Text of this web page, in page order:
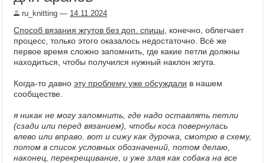
Архив
ru_knitting — 14.11.2024
Способ вязания жгутов без доп. спицы , конечно, облегчает
процесс, только этого оказалось недостаточно. Всё же
первое время сложно запомнить, где какие петли должны
находиться, чтобы получился нужный наклон жгута.
Когда-то давно эту проблему уже обсуждали в нашем
сообществе.
я никак не могу запомнить, где надо оставлять петли
(сзади или перед вязанием), чтобы коса повернулась
влево или вправо. вот и сижу как дурочка, смотрю в схему,
потом в список условных обозначений, потом делаю,
наконец, перекрещивание, и уже злая как собака на все